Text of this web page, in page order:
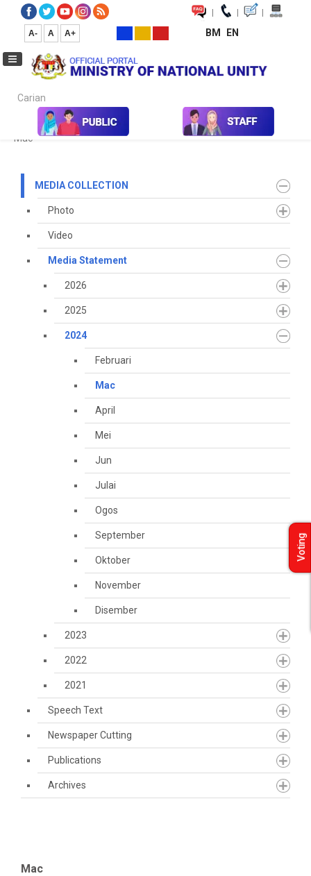
| | |
A- A A+ BM EN
Carian...
Media Media Collection Media Statement
Mac
MEDIA COLLECTION
Photo
Video
Media Statement
2026
2025
2024
Februari
Mac
April
Mei
Jun
Julai
Ogos
September
Oktober
November
Disember
2023
2022
2021
Speech Text
Newspaper Cutting
Publications
Archives
Mac
Voting